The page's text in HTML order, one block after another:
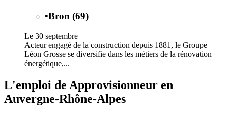
•Bron (69)
Le 30 septembre
Acteur engagé de la construction depuis 1881, le Groupe
Léon Grosse se diversifie dans les métiers de la rénovation
énergétique,...
L'emploi de Approvisionneur en
Auvergne-Rhône-Alpes